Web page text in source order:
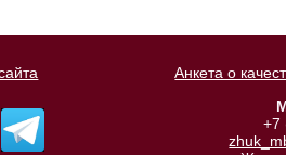
Анкета о
+7